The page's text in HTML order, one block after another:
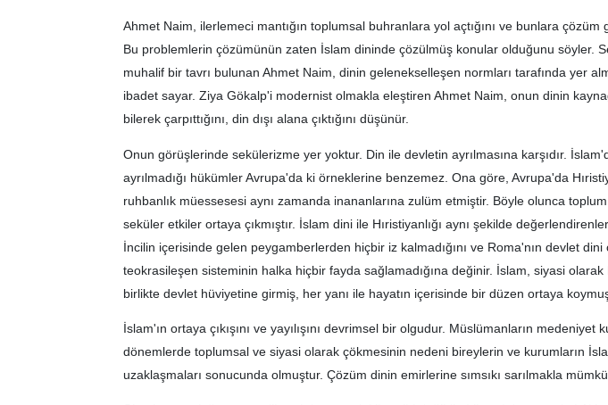
Ahmet Naim, ilerlemeci mantığın toplumsal buhranlara yol açtığını ve bunlara
Bu problemlerin çözümünün zaten İslam dininde çözülmüş konular olduğunu söyler.
muhalif bir tavrı bulunan Ahmet Naim, dinin gelenekselleşen normları tarafında yer
ibadet sayar. Ziya Gökalp'i modernist olmakla eleştiren Ahmet Naim, onun dinin
bilerek çarpıttığını, din dışı alana çıktığını düşünür.
Onun görüşlerinde sekülerizme yer yoktur. Din ile devletin ayrılmasına karşıdır.
ayrılmadığı hükümler Avrupa'da ki örneklerine benzemez. Ona göre, Avrupa'da
ruhbanlık müessesesi aynı zamanda inananlarına zulüm etmiştir. Böyle olunca
seküler etkiler ortaya çıkmıştır. İslam dini ile Hıristiyanlığı aynı şekilde
İncilin içerisinde gelen peygamberlerden hiçbir iz kalmadığını ve Roma'nın devlet dini
teokrasileşen sisteminin halka hiçbir fayda sağlamadığına değinir. İslam, siyasi
birlikte devlet hüviyetine girmiş, her yanı ile hayatın içerisinde bir düzen ortaya
İslam'ın ortaya çıkışını ve yayılışını devrimsel bir olgudur. Müslümanların medeniyet
dönemlerde toplumsal ve siyasi olarak çökmesinin nedeni bireylerin ve kurumların
uzaklaşmaları sonucunda olmuştur. Çözüm dinin emirlerine sımsıkı sarılmakla